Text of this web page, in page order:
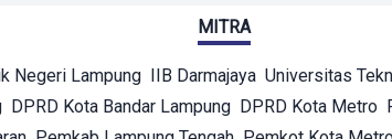
MITRA
Negeri Lampung IIB Darmajaya Universitas
DPRD Kota Bandar Lampung DPRD Kota Metro